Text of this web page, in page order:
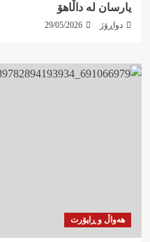
یارسان لە داڵاهۆ
دواڕۆژ 29/05/2026
هەواڵ و ڕاپۆرت